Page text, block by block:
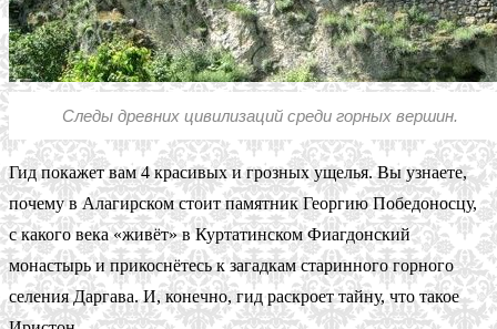
Следы древних цивилизаций среди горных вершин.
Гид покажет вам 4 красивых и грозных ущелья. Вы узнаете,
почему в Алагирском стоит памятник Георгию Победоносцу,
с какого века «живёт» в Куртатинском Фиагдонский
монастырь и прикоснётесь к загадкам старинного горного
селения Даргава. И, конечно, гид раскроет тайну, что такое